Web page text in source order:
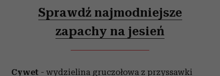
Sprawdź najmodniejsze
zapachy na jesień
Cywet - wydzielina gruczołowa z przyssawki